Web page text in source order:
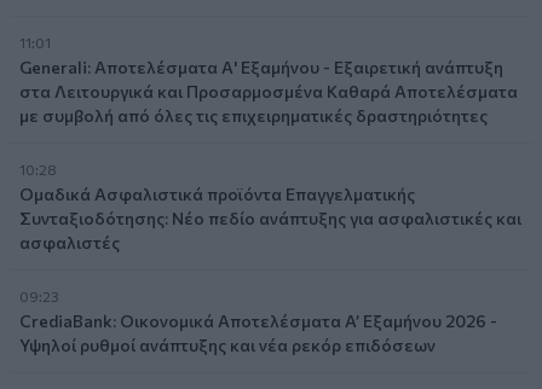
11:01
Generali: Αποτελέσματα Α' Εξαμήνου - Εξαιρετική ανάπτυξη
στα Λειτουργικά και Προσαρμοσμένα Καθαρά Αποτελέσματα
με συμβολή από όλες τις επιχειρηματικές δραστηριότητες
10:28
Ομαδικά Ασφαλιστικά προϊόντα Επαγγελματικής
Συνταξιοδότησης: Νέο πεδίο ανάπτυξης για ασφαλιστικές και
ασφαλιστές
09:23
CrediaBank: Οικονομικά Αποτελέσματα A’ Εξαμήνου 2026 -
Υψηλοί ρυθμοί ανάπτυξης και νέα ρεκόρ επιδόσεων